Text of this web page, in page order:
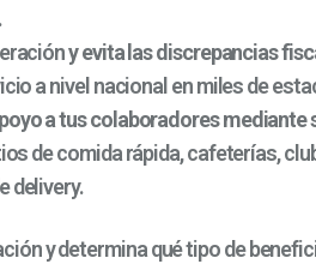
y evita las discrepancias
a nivel nacional en miles de
a tus colaboradores mediante
de comida rápida, cafeterías,
delivery.
y determina qué tipo de